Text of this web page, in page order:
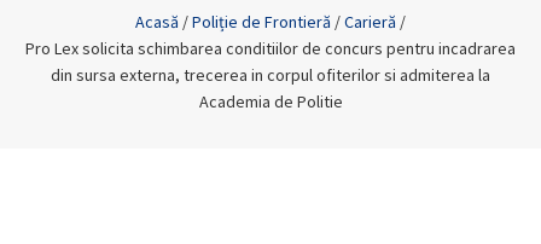
Acasă /Poliție de Frontieră /Carieră /
Pro Lex solicita schimbarea conditiilor de concurs pentru incadrarea
din sursa externa, trecerea in corpul ofiterilor si admiterea la
Academia de Politie